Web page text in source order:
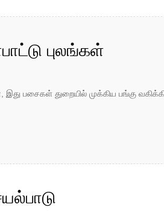
புலங்கள்
பசைகள் துறையில் முக்கிய பங்கு